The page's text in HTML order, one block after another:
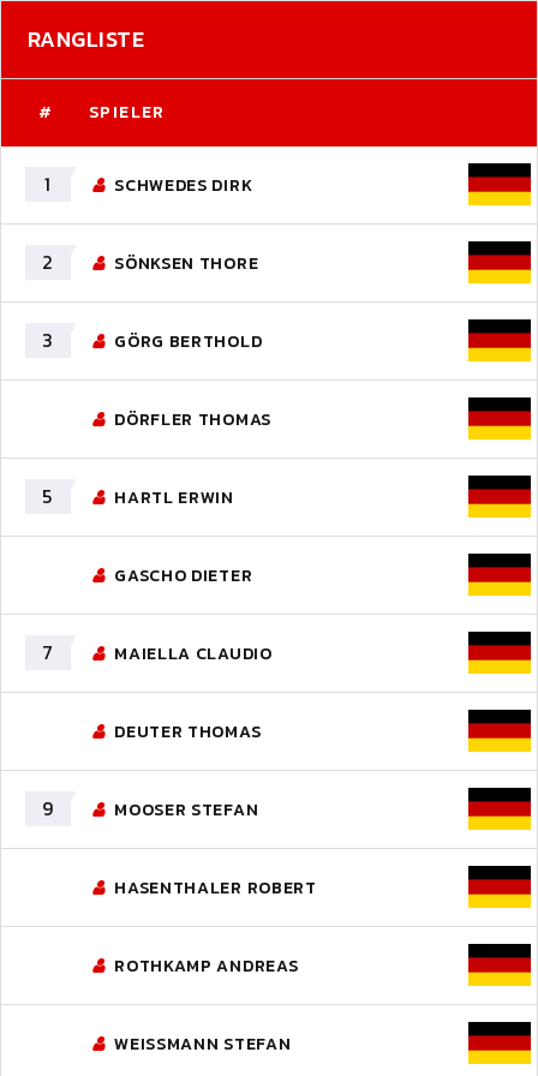
RANGLISTE
# SPIELER
1 SCHWEDES DIRK
2 SÖNKSEN THORE
3 GÖRG BERTHOLD
DÖRFLER THOMAS
5 HARTL ERWIN
GASCHO DIETER
7 MAIELLA CLAUDIO
DEUTER THOMAS
9 MOOSER STEFAN
HASENTHALER ROBERT
ROTHKAMP ANDREAS
WEISSMANN STEFAN